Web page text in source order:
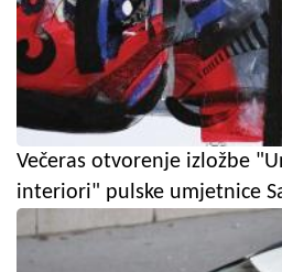
Večeras otvorenje izložbe
interiori" pulske umjetnice